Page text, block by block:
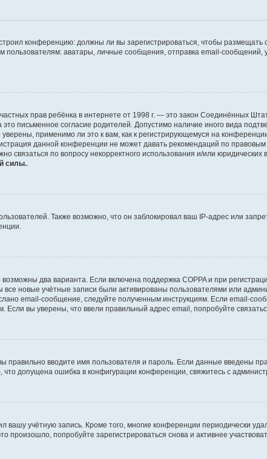
конференцию: должны ли вы зарегистрироваться, чтобы
аватары, личные сообщения, отправка email-сообщений,
прав ребёнка в интернете от 1998 г. — это закон Соединённых
письменное согласие родителей. Допустимо наличие иного вида
применимо ли это к вам, как к регистрирующемуся на
данной конференции не может давать рекомендаций по
связаться по вопросу некорректного использования и/или юридических
силы.
Также возможно, что он заблокировал ваш IP-адрес или
два варианта. Если включена поддержка COPPA и при
новые учётные записи были активированы пользователями или
email-сообщение, следуйте полученным инструкциям. Если email-
вы уверены, что ввели правильный адрес email, попробуйте
правильно вводите имя пользователя и пароль. Если данные введены
допущена ошибка в конфигурации конференции, свяжитесь с
вашу учётную запись. Кроме того, многие конференции периодически
попробуйте зарегистрироваться снова и активнее